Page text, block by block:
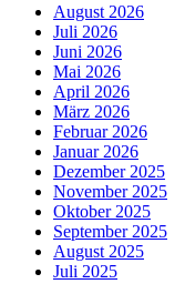
August 2026
Juli 2026
Juni 2026
Mai 2026
April 2026
März 2026
Februar 2026
Januar 2026
Dezember 2025
November 2025
Oktober 2025
September 2025
August 2025
Juli 2025